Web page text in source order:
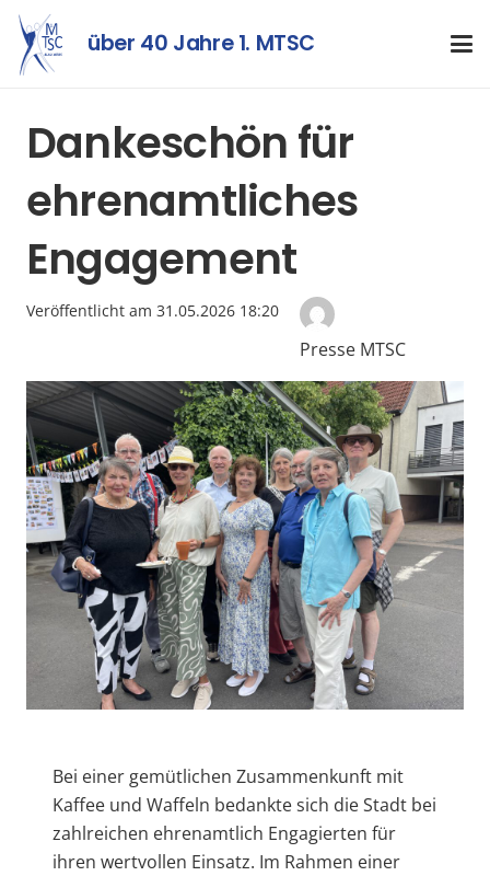
über 40 Jahre 1. MTSC
Dankeschön für
ehrenamtliches
Engagement
Veröffentlicht am 31.05.2026 18:20
Presse MTSC
Bei einer gemütlichen Zusammenkunft mit
Kaffee und Waffeln bedankte sich die Stadt bei
zahlreichen ehrenamtlich Engagierten für
ihren wertvollen Einsatz. Im Rahmen einer